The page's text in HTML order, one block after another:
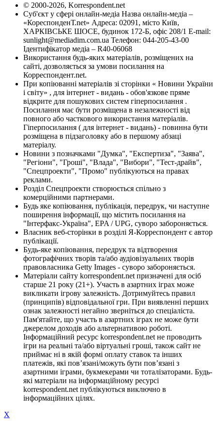
© 2000-2026, Korrespondent.net
Суб'єкт у сфері онлайн-медіа Назва онлайн-медіа –
«КореспонденТ.net» Адреса: 02091, місто Київ,
ХАРКІВСЬКЕ ШОСЕ, будинок 172-Б, офіс 208/1 E-mail:
sunlight@mediadim.com.ua Телефон: 044-205-43-00
Ідентифікатор медіа – R40-06068
Використання будь-яких матеріалів, розміщених на
сайті, дозволяється за умови посилання на
Корреспондент.net.
При копіюванні матеріалів зі сторінки « Новини України
і світу» , для інтернет - видань - обов'язкове пряме
відкрите для пошукових систем гіперпосилання .
Посилання має бути розміщена в незалежності від
повного або часткового використання матеріалів.
Гіперпосилання ( для інтернет - видань) - повинна бути
розміщена в підзаголовку або в першому абзаці
матеріалу.
Новини з позначками "Думка", "Експертиза", "Заява",
"Регіони", "Гроші", "Влада", "Вибори", "Тест-драйв",
"Спецпроекти", "Промо" публікуються на правах
реклами.
Розділ Спецпроекти створюється спільно з
комерційними партнерами.
Будь яке копіювання, публікація, передрук, чи наступне
поширення інформації, що містить посилання на
"Інтерфакс-Україна", EPA / UPG, суворо забороняється.
Власник веб-сторінки в розділі Я-Корреспондент є автор
публікації.
Будь-яке копіювання, передрук та відтворення
фотографічних творів та/або аудіовізуальних творів
правовласника Getty Images - суворо забороняється.
Матеріали сайту korrespondent.net призначені для осіб
старше 21 року (21+). Участь в азартних іграх може
викликати ігрову залежність. Дотримуйтесь правил
(принципів) відповідальної гри. При виявленні перших
ознак залежності негайно зверніться до спеціаліста.
Пам'ятайте, що участь в азартних іграх не може бути
джерелом доходів або альтернативою роботі.
Інформаційний ресурс korrespondent.net не проводить
ігри на реальні та/або віртуальні гроші, також сайт не
приймає ні в якій формі оплату ставок та інших
платежів, які пов’язані/можуть бути пов’язані з
азартними іграми, букмекерами чи тоталізаторами. Будь-
які матеріали на інформаційному ресурсі
korrespondent.net публікуються виключно в
інформаційних цілях.
X